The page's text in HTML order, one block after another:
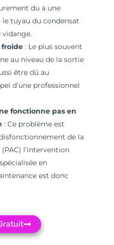
du a une
tuyau du condensat
vidange.
: Le plus souvent
au niveau de la sortie
être dû au
d’une professionnel
fonctionne pas en
: Ce problème est
de la
l’intervention
en
est donc